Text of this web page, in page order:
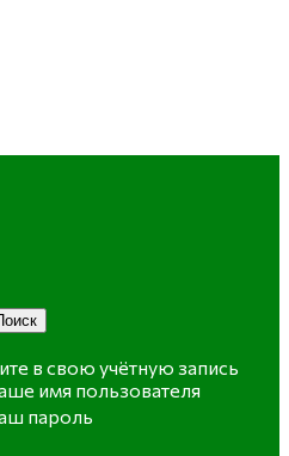
в свою учётную запись
имя пользователя
пароль